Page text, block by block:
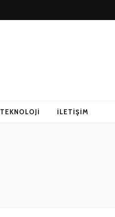
TEKNOLOJI İLETIŞIM